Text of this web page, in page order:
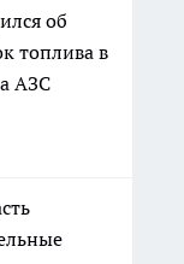
об
топлива в
АЗС